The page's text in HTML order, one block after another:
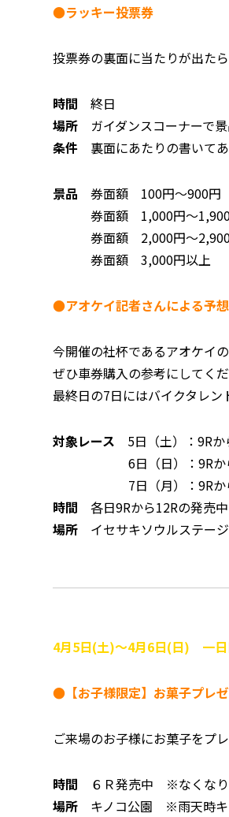
●ラッキー投票券
投票券の裏面に当たりが出た
時間 終日
場所 ガイダンスコーナーで
条件 裏面にあたりの書いて
景品 券面額 100円～900
券面額 1,000円～1,900
券面額 2,000円～2,900
券面額 3,000円以上 車
●アオケイ記者さんによる予
今開催の社杯であるアオケイ
ぜひ車券購入の参考にしてくだ
最終日の7日にはバイクタレン
対象レース 5日（土）：9Rか
6日（日）：9Rか
7日（月）：9Rか
時間 各日9Rから12Rの発売中
場所 イセサキソウルステージ
4月5日(土)～4月6日(日) 一日
●【お子様限定】お菓子プレ
ご来場のお子様にお菓子をプ
時間 ６Ｒ発売中 ※なくなり
場所 キノコ公園 ※雨天時キ